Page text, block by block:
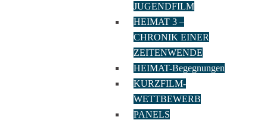
JUGENDFILM
HEIMAT 3 –
CHRONIK EINER
ZEITENWENDE
HEIMAT-Begegnungen
KURZFILM-
WETTBEWERB
PANELS